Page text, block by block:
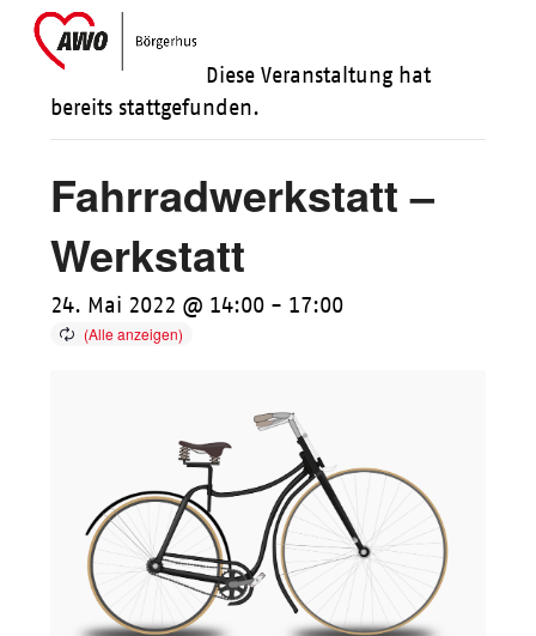
SkipOpen
mobile
Close
mobile
Diese Veranstaltung hat
bereits stattgefunden.
Fahrradwerkstatt –
Werkstatt
24. Mai 2022 @ 14:00 - 17:00